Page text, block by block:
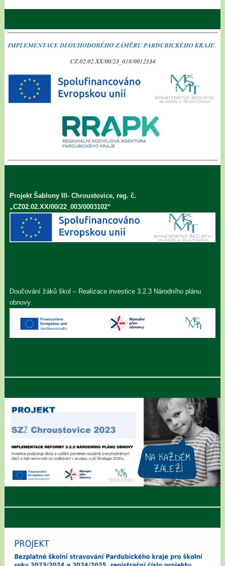
Projekt Šablony III- Chroustovice, reg. č.
„CZ02.02.XX/00/22_003/0003102“
Doučování žáků škol – Realizace investice 3.2.3 Národního plánu
obnovy.